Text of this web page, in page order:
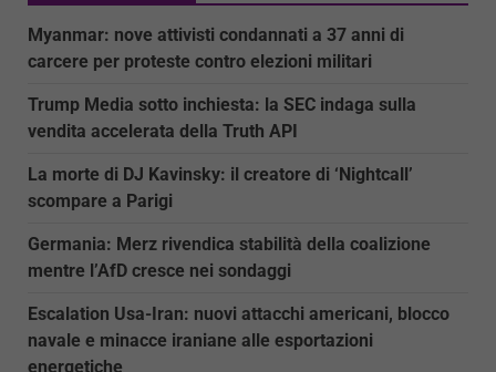
Myanmar: nove attivisti condannati a 37 anni di
carcere per proteste contro elezioni militari
Trump Media sotto inchiesta: la SEC indaga sulla
vendita accelerata della Truth API
La morte di DJ Kavinsky: il creatore di ‘Nightcall’
scompare a Parigi
Germania: Merz rivendica stabilità della coalizione
mentre l’AfD cresce nei sondaggi
Escalation Usa-Iran: nuovi attacchi americani, blocco
navale e minacce iraniane alle esportazioni
energetiche